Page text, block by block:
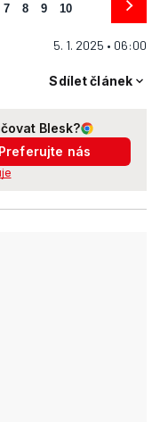
7 8 9 10
5. 1. 2025 • 06:00
Sdílet článek
Blesk?
Preferujte nás